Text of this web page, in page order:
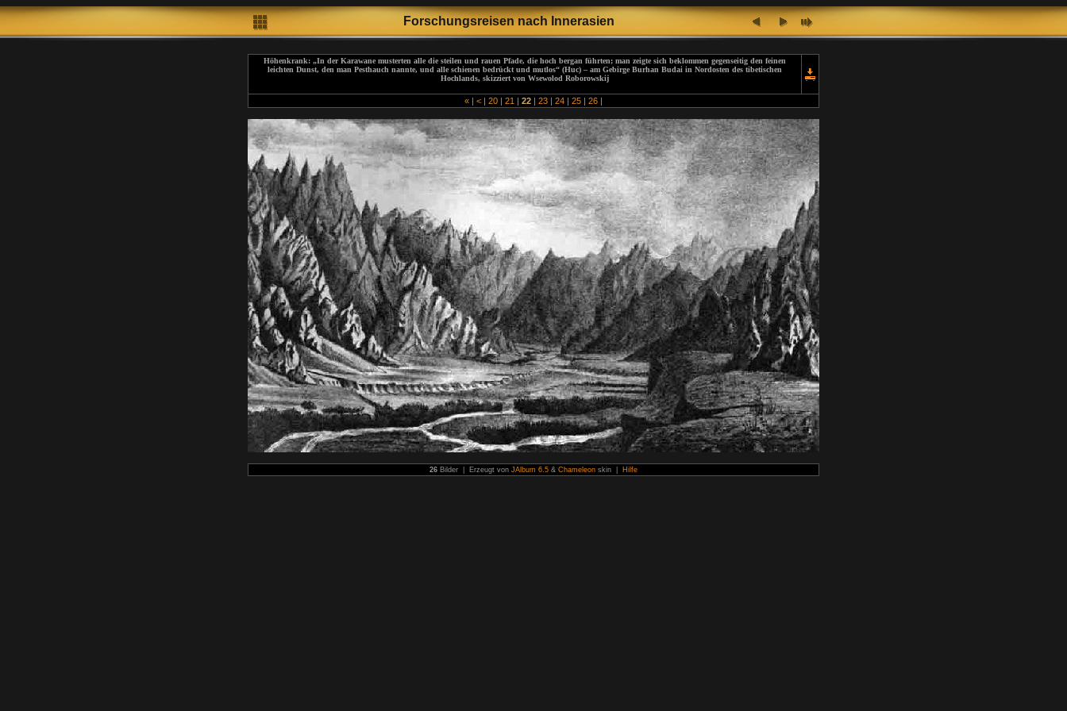
Forschungsreisennach Innerasien
Höhenkrank: „In der Karawane musterten alle die steilen und rauen Pfade, die hoch bergan führten; man zeigte sich beklommen gegenseitig den feinen
leichten Dunst, den man Pesthauch nannte, und alle schienen bedrückt und mutlos“ (Huc) – am Gebirge Burhan Budai in Nordosten des tibetischen
Hochlands, skizziert von Wsewolod Roborowskij
« | < | 20 | 21 | 22 | 23 | 24 | 25 | 26 |
26 Bilder | Erzeugt von JAlbum 6.5 & Chameleon skin | Hilfe